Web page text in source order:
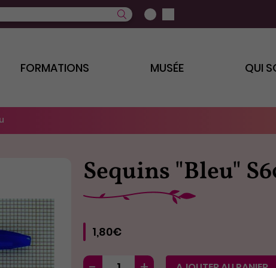
FORMATIONS MUSÉE QUI
Sequins "Bleu"
1,80€